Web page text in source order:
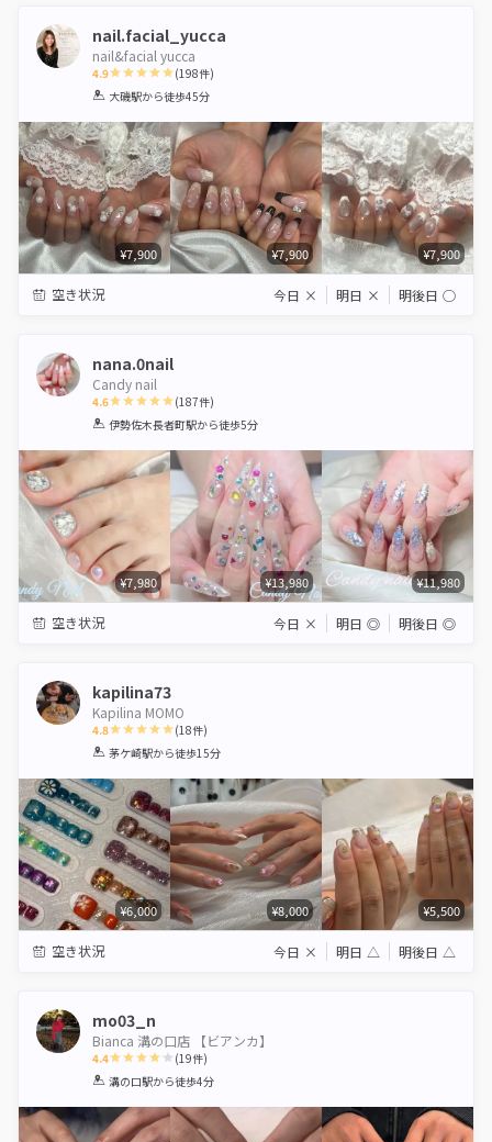
nail.facial_yucca
nail&facial yucca
4.9
1 2 3 4 5
(198件)
大磯駅から徒歩45分
¥7,900 ¥7,900 ¥7,900
空き状況 今日 × 明日 × 明後日 ◯
nana.0nail
Candy nail
4.6
1 2 3 4 5
(187件)
伊勢佐木長者町駅から徒歩5分
¥7,980 ¥13,980 ¥11,980
空き状況 今日 × 明日 ◎ 明後日 ◎
kapilina73
Kapilina MOMO
4.8
1 2 3 4 5
(18件)
茅ケ崎駅から徒歩15分
¥6,000 ¥8,000 ¥5,500
空き状況 今日 × 明日 △ 明後日 △
mo03_n
Bianca 溝の口店 【ビアンカ】
4.4
1 2 3 4 5
(19件)
溝の口駅から徒歩4分